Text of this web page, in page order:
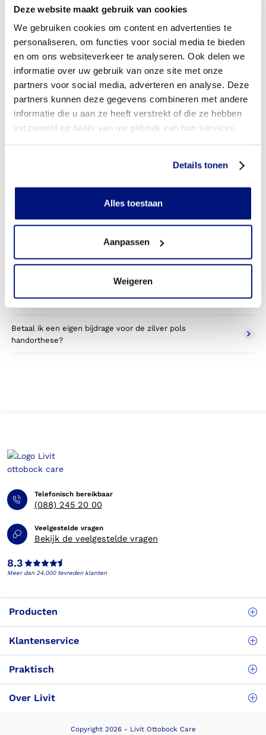
Deze website maakt gebruik van cookies
We gebruiken cookies om content en advertenties te
personaliseren, om functies voor social media te bieden
en om ons websiteverkeer te analyseren. Ook delen we
informatie over uw gebruik van onze site met onze
partners voor social media, adverteren en analyse. Deze
partners kunnen deze gegevens combineren met andere
informatie die u aan ze heeft verstrekt of die ze hebben
verzameld op basis van uw gebruik van hun services.
Details tonen
Alles toestaan
Aanpassen
Weigeren
basisverzekering?
Wordt mijn zilver pols handorthese vergoed vanuit een
aanvullende verzekering?
Is de zilver pols handorthese individueel vervaardigd of
verkrijgbaar in confectie standaard uitvoeringen?
Is de zilver pols handorthese mijn eigendom?
handorthese toestemming nodig van mijn zorgverzekeraar?
krijgen?
handorthese?
sporten betaald door mijn zorgverzekering?
Betaal ik een eigen bijdrage voor de zilver pols
handorthese?
Telefonisch bereikbaar
(088) 245 20 00
Veelgestelde vragen
Bekijk de veelgestelde vragen
8.3
Meer dan 24.000 tevreden klanten
Producten
Klantenservice
Praktisch
Over Livit
Copyright 2026 - Livit Ottobock Care